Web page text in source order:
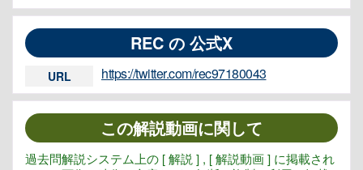
REC の 公式X
URL https://twitter.com/rec97180043
この解説動画に関して
過去問解説システム上の [ 解説 ] , [ 解説動画 ] に掲載され